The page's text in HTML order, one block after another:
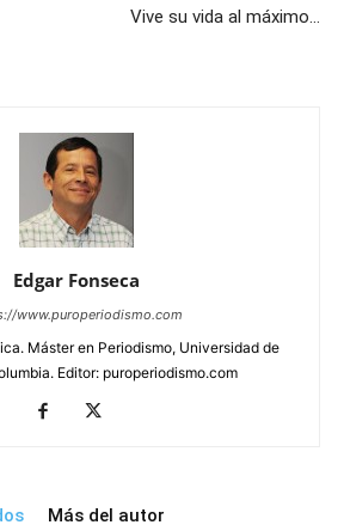
Vive su vida al máximo…
Edgar Fonseca
www.puroperiodismo.com
Máster en Periodismo, Universidad de
Editor: puroperiodismo.com
Más del autor